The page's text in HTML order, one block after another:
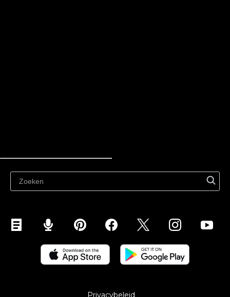
Verkoop op website
Verkopen op TikTok
Verkoop op Facebook
Verkoop op Google
Privacybeleid